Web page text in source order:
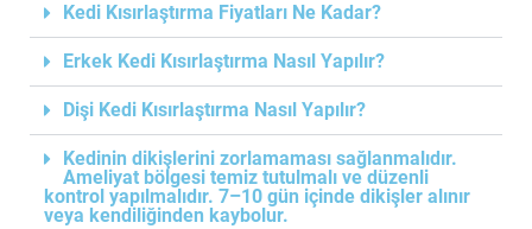
Kedi Kısırlaştırma Fiyatları Ne Kadar?
Erkek Kedi Kısırlaştırma Nasıl Yapılır?
Dişi Kedi Kısırlaştırma Nasıl Yapılır?
Kedinin dikişlerini zorlamaması sağlanmalıdır.
Ameliyat bölgesi temiz tutulmalı ve düzenli
kontrol yapılmalıdır. 7–10 gün içinde dikişler alınır
veya kendiliğinden kaybolur.